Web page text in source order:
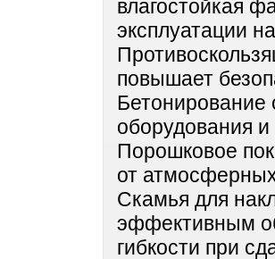
влагостойкая
эксплуатации
повышает
Бетонирование
оборудования
Порошковое
от
Скамья для
эффективным
гибкости при